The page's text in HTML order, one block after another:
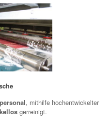
, mithilfe hochentwickelter
gerreinigt.